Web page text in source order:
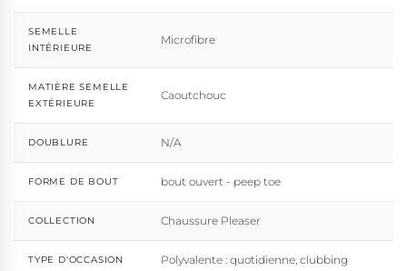
SEMELLE
INTÉRIEURE
Microfibre
MATIÈRE SEMELLE
EXTÉRIEURE
Caoutchouc
DOUBLURE N/A
FORME DE BOUT bout ouvert - peep toe
COLLECTION Chaussure Pleaser
TYPE D'OCCASION Polyvalente : quotidienne, clubbing